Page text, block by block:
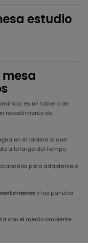
estudio
es un tablero de
revestimiento de
en el tablero lo que
a lo largo del tiempo.
para adaptarse a
y los paneles
con el medio ambiente.